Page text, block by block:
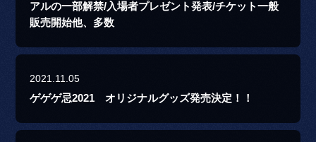
アルの一部解禁/入場者プレゼント発表/チケット一般
販売開始他、多数
2021.11.05
ゲゲゲ忌2021 オリジナルグッズ発売決定！！